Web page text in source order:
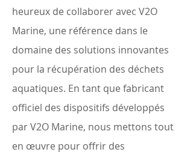
heureux de collaborer avec V2O
Marine, une référence dans le
domaine des solutions innovantes
pour la récupération des déchets
aquatiques. En tant que fabricant
officiel des dispositifs développés
par V2O Marine, nous mettons tout
en œuvre pour offrir des